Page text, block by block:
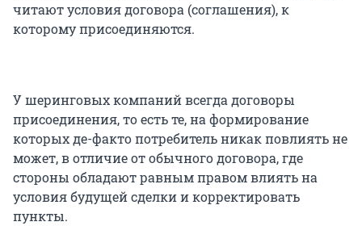
читают условия договора (соглашения), к
которому присоединяются.
У шеринговых компаний всегда договоры
присоединения, то есть те, на формирование
которых де-факто потребитель никак повлиять не
может, в отличие от обычного договора, где
стороны обладают равным правом влиять на
условия будущей сделки и корректировать
пункты.